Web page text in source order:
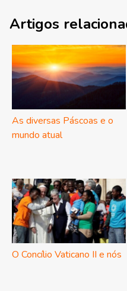
Artigos
As diversas Páscoas e o
mundo atual
O Concílio Vaticano II e nós